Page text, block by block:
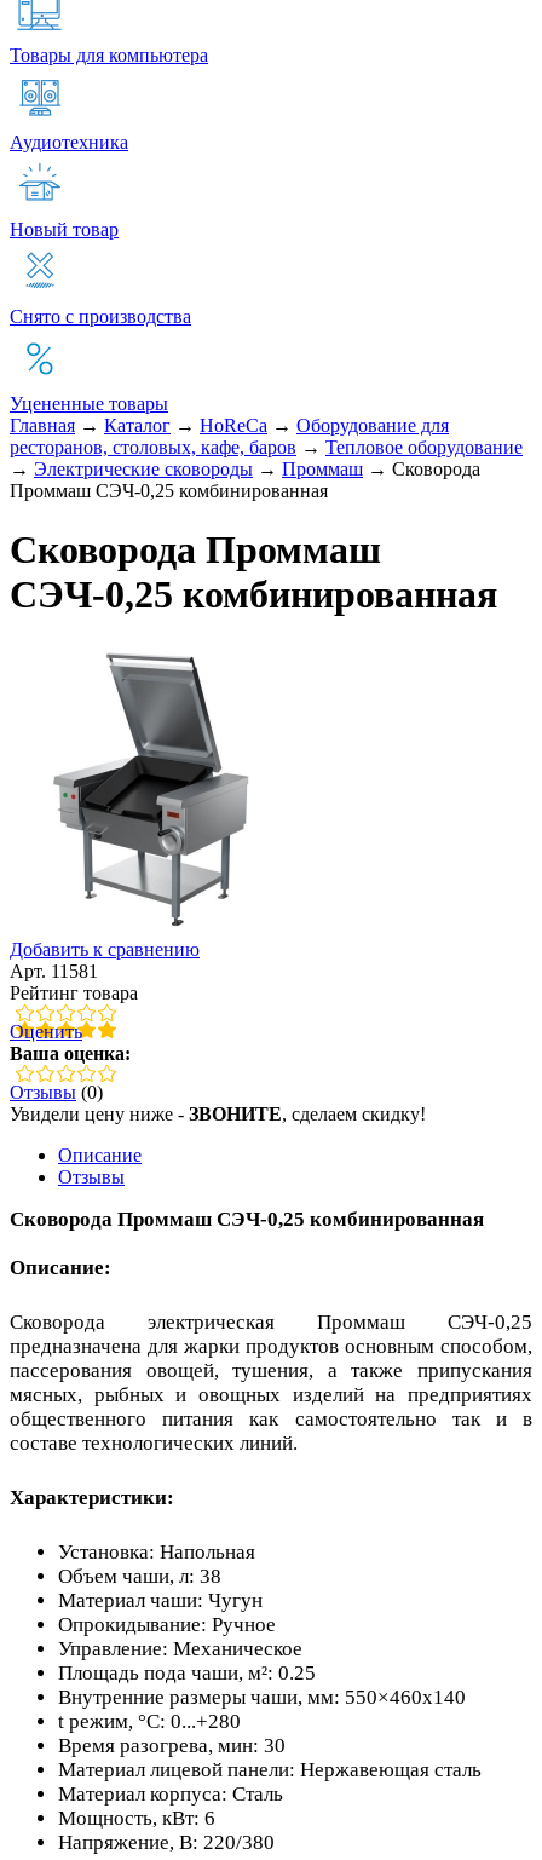
Товары для компьютера
Аудиотехника
Новый товар
Снято с производства
Уцененные товары
Главная → Каталог → HoReCa → Оборудование для
ресторанов, столовых, кафе, баров → Тепловое оборудование
→ Электрические сковороды → Проммаш → Сковорода
Проммаш СЭЧ-0,25 комбинированная
Сковорода Проммаш
СЭЧ-0,25 комбинированная
Добавить к сравнению
Арт. 11581
Рейтинг товара
Оценить
Ваша оценка:
Отзывы (0)
Увидели цену ниже - ЗВОНИТЕ, сделаем скидку!
Описание
Отзывы
Сковорода Проммаш СЭЧ-0,25 комбинированная
Описание:
Сковорода электрическая Проммаш СЭЧ-0,25
предназначена для жарки продуктов основным способом,
пассерования овощей, тушения, а также припускания
мясных, рыбных и овощных изделий на предприятиях
общественного питания как самостоятельно так и в
составе технологических линий.
Характеристики:
Установка: Напольная
Объем чаши, л: 38
Материал чаши: Чугун
Опрокидывание: Ручное
Управление: Механическое
Площадь пода чаши, м²: 0.25
Внутренние размеры чаши, мм: 550×460х140
t режим, °С: 0...+280
Время разогрева, мин: 30
Материал лицевой панели: Нержавеющая сталь
Материал корпуса: Сталь
Мощность, кВт: 6
Напряжение, В: 220/380